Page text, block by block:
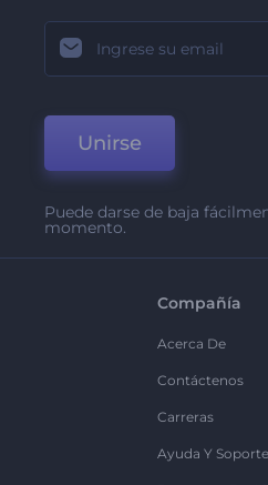
Unirse
Puede darse de baja
momento.
Compañía
Acerca De
Contáctenos
Carreras
Ayuda Y Soporte